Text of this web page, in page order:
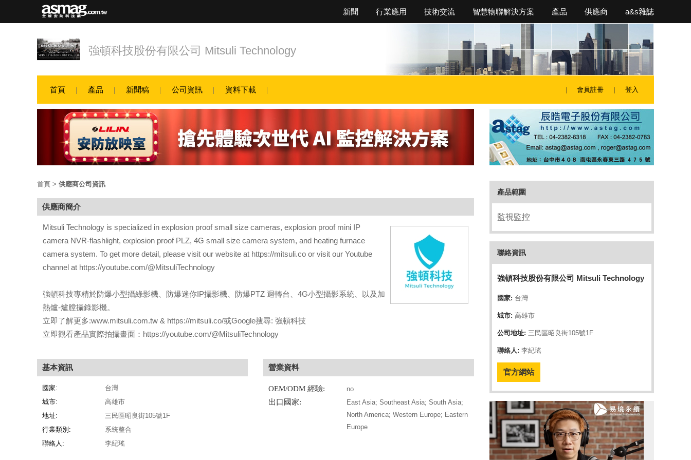
新聞 行業應用 技術交流 智慧物聯解決方案 產品 供應商 a&s雜誌
強頓科技股份有限公司 Mitsuli Technology
首頁 產品 新聞稿 公司資訊 資料下載 會員註冊 登入
產品範圍
監視監控
聯絡資訊
強頓科技股份有限公司 Mitsuli Technology
國家: 台灣
城市: 高雄市
公司地址: 三民區昭良街105號1F
聯絡人: 李紀瑤
官方網站
首頁 > 供應商公司資訊
供應商簡介
Mitsuli Technology is specialized in explosion proof small size cameras, explosion proof mini IP
camera NVR-flashlight, explosion proof PLZ, 4G small size camera system, and heating furnace
camera system. To get more detail, please visit our website at https://mitsuli.co or visit our Youtube
channel at https://youtube.com/@MitsuliTechnology
強頓科技專精於防爆小型攝綠影機、防爆迷你IP攝影機、防爆PTZ 迴轉台、4G小型攝影系統、以及加
熱爐-爐膛攝錄影機。
立即了解更多:www.mitsuli.com.tw & https://mitsuli.co/或Google搜尋: 強頓科技
立即觀看產品實際拍攝畫面：https://youtube.com/@MitsuliTechnology
基本資訊
國家:
台灣
城市:
高雄市
地址:
三民區昭良街105號1F
行業類別:
系統整合
聯絡人:
李紀瑤
營業資料
OEM/ODM 經驗: no
出口國家:
East Asia; Southeast Asia; South Asia;
North America; Western Europe; Eastern
Europe